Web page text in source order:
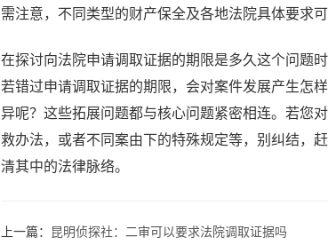
需注意，不同类型的财产保全及各地法院具体要求
在探讨向法院申请调取证据的期限是多久这个问题
若错过申请调取证据的期限，会对案件发展产生怎
异呢？这些拓展问题都与核心问题紧密相连。若您
救办法，或者不同案由下的特殊规定等，别纠结，
清其中的法律脉络。
上一篇：
昆明侦探社：二审可以要求法院调取证据吗